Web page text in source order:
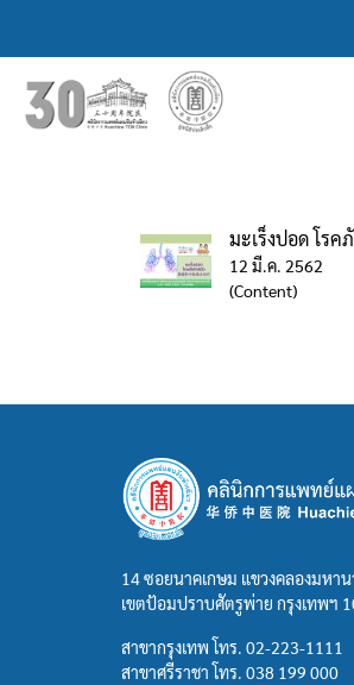
มะเร็งปอด โร
12 มี.ค. 2562
(Content)
14 ซอยนาคเกษม แขวงคลองมหา
เขตป้อมปราบศัตรูพ่าย กรุงเทพฯ
สาขากรุงเทพ โทร. 02-223-1111
สาขาศรีราชา โทร. 038 199 000